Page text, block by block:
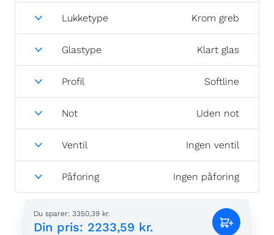
Lukketype Krom greb
Glastype Klart glas
Profil Softline
Not Uden not
Ventil Ingen ventil
Påforing Ingen påforing
Du sparer: 3350,39 kr.
Din pris: 2233,59 kr.